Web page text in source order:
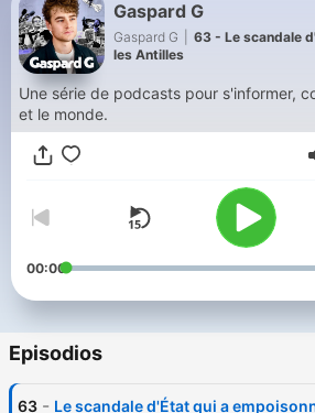
Gaspard G
Gaspard G
63 - Le scandale
les Antilles
Une série de podcasts pour s'informer,
et le monde.
00:00
Episodios
63 - Le scandale d'État qui a